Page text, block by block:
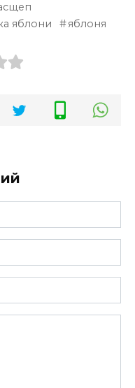
яблони яблоня